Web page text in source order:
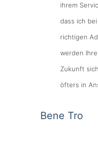
ihrem
dass ich
richtigen
werden
Zukunft
öfters in
Bene Tro